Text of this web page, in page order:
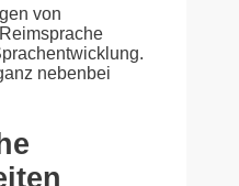
von
nebenbei